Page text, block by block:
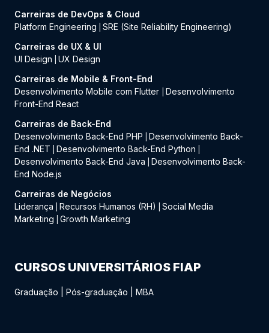
Carreiras de DevOps & Cloud
Platform Engineering
SRE (Site Reliability Engineering)
Carreiras de UX & UI
UI Design
UX Design
Carreiras de Mobile & Front-End
Desenvolvimento Mobile com Flutter
Desenvolvimento
Front-End React
Carreiras de Back-End
Desenvolvimento Back-End PHP
Desenvolvimento Back-
End .NET
Desenvolvimento Back-End Python
Desenvolvimento Back-End Java
Desenvolvimento Back-
End Node.js
Carreiras de Negócios
Liderança
Recursos Humanos (RH)
Social Media
Marketing
Growth Marketing
CURSOS UNIVERSITÁRIOS FIAP
Graduação Pós-graduação MBA